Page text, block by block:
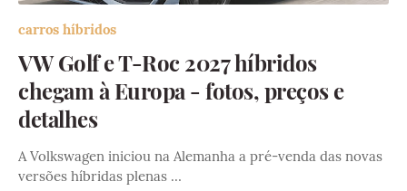
carros híbridos
VW Golf e T-Roc 2027 híbridos
chegam à Europa - fotos, preços e
detalhes
A Volkswagen iniciou na Alemanha a pré-venda das novas
versões híbridas plenas …